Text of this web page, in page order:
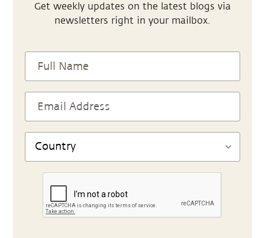
Get weekly updates on the latest blogs via
newsletters right in your mailbox.